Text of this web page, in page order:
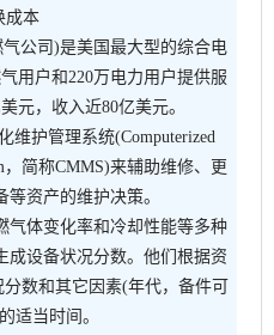
成本
公司)是美国最大型的综合电
用户和220万电力用户提供服
元，收入近80亿美元。
维护管理系统(Computerized
，简称CMMS)来辅助维修、更
资产的维护决策。
气体变化率和冷却性能等多种
成设备状况分数。他们根据资
数和其它因素(年代，备件可
适当时间。